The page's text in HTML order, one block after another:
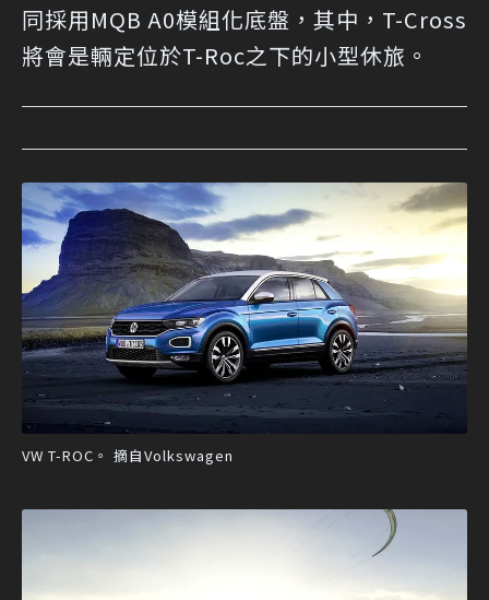
同採用MQB A0模組化底盤，其中，T-Cross
將會是輛定位於T-Roc之下的小型休旅。
VW T-ROC。 摘自Volkswagen